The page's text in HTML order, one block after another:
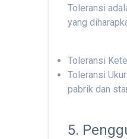
Toleransi
yang
Toleransi
Toleransi
pabrik dan
5.